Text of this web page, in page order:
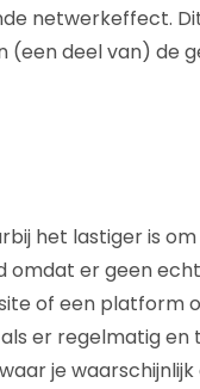
netwerkeffect.
deel van) de
het lastiger is
omdat er geen
of een platform
er regelmatig
je